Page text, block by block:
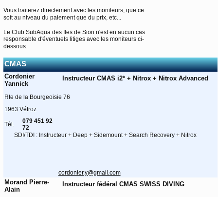
Vous traiterez directement avec les moniteurs, que ce
soit au niveau du paiement que du prix, etc...
Le Club SubAqua des Iles de Sion n'est en aucun cas
responsable d'éventuels litiges avec les moniteurs ci-
dessous.
CMAS
Cordonier
Yannick
Instructeur CMAS i2* + Nitrox + Nitrox Advanced
Rte de la Bourgeoisie 76
1963 Vétroz
Tél.
079 451 92
72
SDI/TDI : Instructeur + Deep + Sidemount + Search Recovery + Nitrox
cordonier.y@gmail.com
Morand Pierre-
Alain
Instructeur fédéral CMAS SWISS DIVING